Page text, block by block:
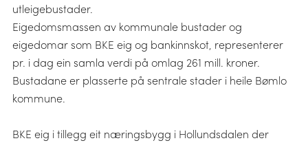
utleigebustader.
Eigedomsmassen av kommunale bustader og
eigedomar som BKE eig og bankinnskot, representerer
pr. i dag ein samla verdi på omlag 261 mill. kroner.
Bustadane er plasserte på sentrale stader i heile Bømlo
kommune.
BKE eig i tillegg eit næringsbygg i Hollundsdalen der